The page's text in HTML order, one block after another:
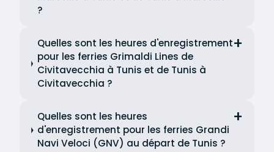
?
Quelles sont les heures d'enregistrement
pour les ferries Grimaldi Lines de
Civitavecchia à Tunis et de Tunis à
Civitavecchia ?
Quelles sont les heures
d'enregistrement pour les ferries Grandi
Navi Veloci (GNV) au départ de Tunis ?